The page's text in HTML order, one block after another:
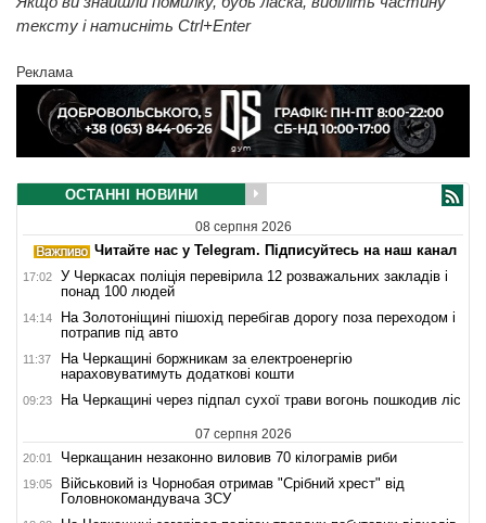
тексту і натисніть Ctrl+Enter
Реклама
ОСТАННІ НОВИНИ
08 серпня 2026
Читайте нас у Telegram. Підписуйтесь на наш канал
17:02
У Черкасах поліція перевірила 12 розважальних закладів і
понад 100 людей
14:14
На Золотоніщині пішохід перебігав дорогу поза переходом і
потрапив під авто
11:37
На Черкащині боржникам за електроенергію
нараховуватимуть додаткові кошти
09:23 На Черкащині через підпал сухої трави вогонь пошкодив ліс
07 серпня 2026
20:01 Черкащанин незаконно виловив 70 кілограмів риби
19:05
Військовий із Чорнобая отримав "Срібний хрест" від
Головнокомандувача ЗСУ